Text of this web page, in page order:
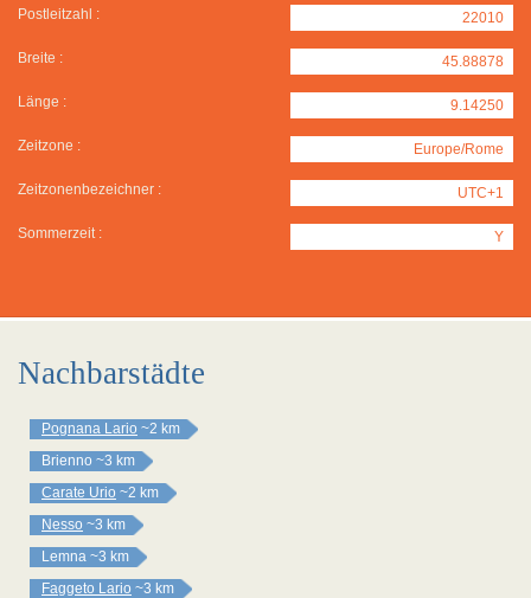
Postleitzahl : 22010
Breite : 45.88878
Länge : 9.14250
Zeitzone : Europe/Rome
Zeitzonenbezeichner : UTC+1
Sommerzeit : Y
Nachbarstädte
Pognana Lario ~2 km
Brienno ~3 km
Carate Urio ~2 km
Nesso ~3 km
Lemna ~3 km
Faggeto Lario ~3 km